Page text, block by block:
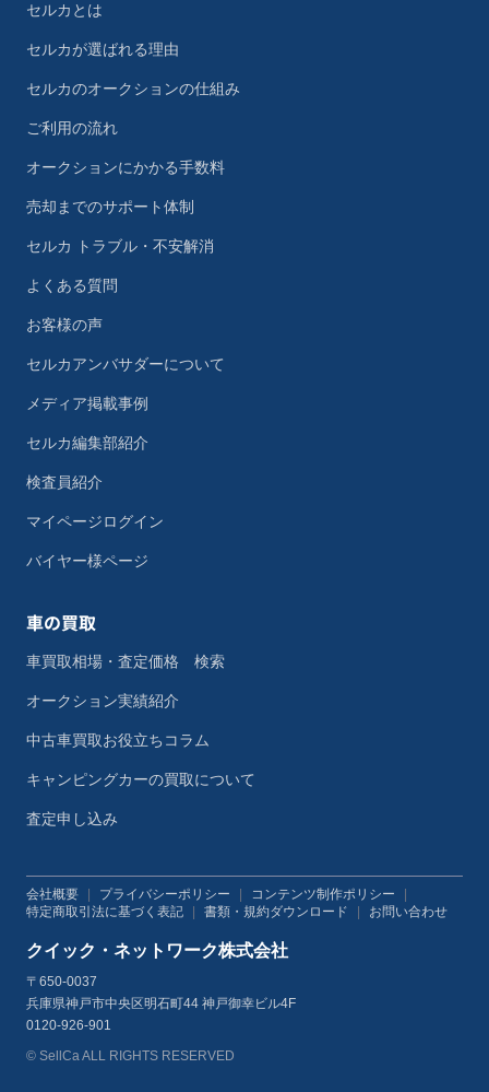
セルカとは
セルカが選ばれる理由
セルカのオークションの仕組み
ご利用の流れ
オークションにかかる手数料
売却までのサポート体制
セルカ トラブル・不安解消
よくある質問
お客様の声
セルカアンバサダーについて
メディア掲載事例
セルカ編集部紹介
検査員紹介
マイページログイン
バイヤー様ページ
車の買取
車買取相場・査定価格 検索
オークション実績紹介
中古車買取お役立ちコラム
キャンピングカーの買取について
査定申し込み
会社概要 プライバシーポリシー コンテンツ制作ポリシー
特定商取引法に基づく表記
書類・規約ダウンロード お問い合わせ
クイック・ネットワーク株式会社
〒650-0037
兵庫県神戸市中央区明石町44 神戸御幸ビル4F
0120-926-901
© SellCa ALL RIGHTS RESERVED